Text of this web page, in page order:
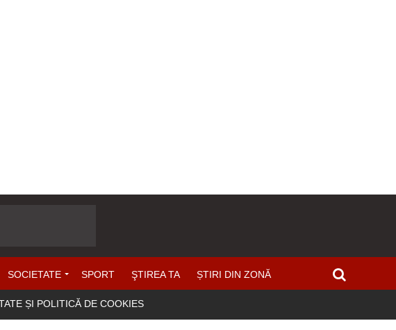
SOCIETATE SPORT ŞTIREA TA ȘTIRI DIN ZONĂ
ȘI POLITICĂ DE COOKIES